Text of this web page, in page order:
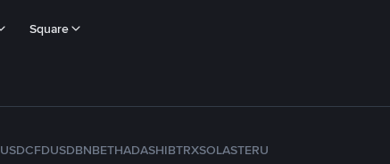
Square
USDCFDUSDBNBETHADASHIBTRXSOLASTERU